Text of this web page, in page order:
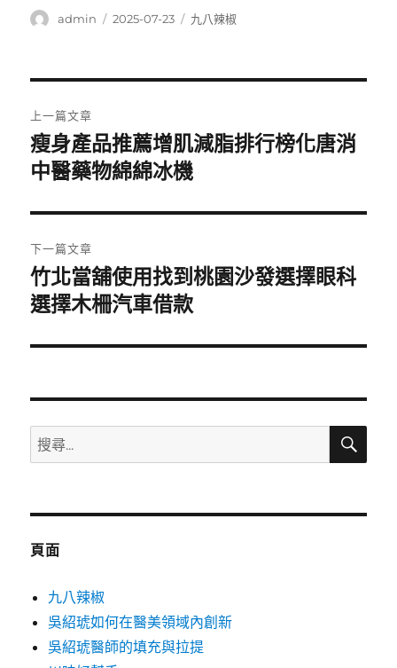
作
admin
發
2025-07-23
分
九八辣椒
章
導
覽
上一篇文章
上
一
文
章:
瘦身產品推薦增肌減脂排行榜化唐消
中醫藥物綿綿冰機
下一篇文章
下
一
文
竹北當舖使用找到桃園沙發選擇眼科
選擇木柵汽車借款
搜
尋
鍵
搜
頁面
九八辣椒
吳紹琥如何在醫美領域內創新
吳紹琥醫師的填充與拉提